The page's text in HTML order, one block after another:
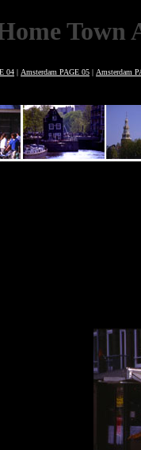
Town
04 | Amsterdam PAGE 05 | Amsterdam